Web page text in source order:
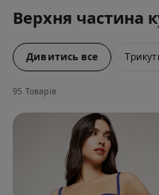
Верхня частина
Дивитись все
95 Товарів